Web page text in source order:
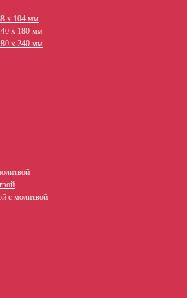
х 104 мм
х 180 мм
х 240 мм
с молитвой